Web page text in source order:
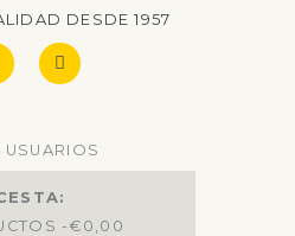
DESDE 1957
USUARIOS
-€0,00